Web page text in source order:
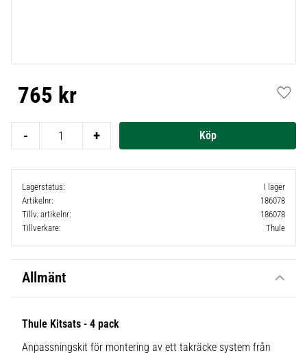
765 kr
+
-
Lagerstatus
I lager
Artikelnr
186078
Tillv. artikelnr
186078
Tillverkare
Thule
Allmänt
Thule Kitsats - 4 pack
Anpassningskit för montering av ett takräcke system från